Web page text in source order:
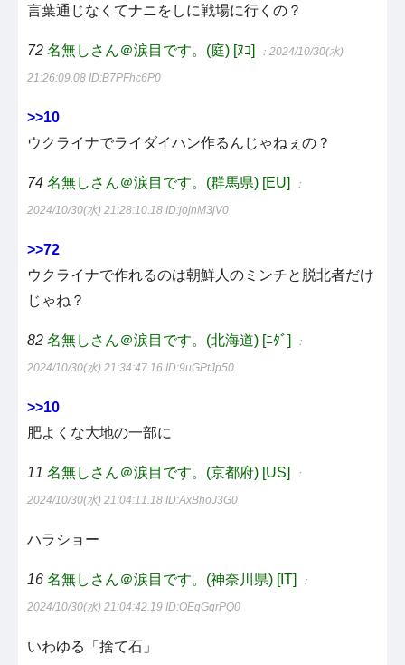
言葉通じなくてナニをしに戦場に行くの？
72 名無しさん＠涙目です。(庭) [ﾇｺ] ：2024/10/30(水)
21:26:09.08 ID:B7PFhc6P0
>>10
ウクライナでライダイハン作るんじゃねぇの？
74 名無しさん＠涙目です。(群馬県) [EU] ：
2024/10/30(水) 21:28:10.18 ID:jojnM3jV0
>>72
ウクライナで作れるのは朝鮮人のミンチと脱北者だけ
じゃね？
82 名無しさん＠涙目です。(北海道) [ﾆﾀﾞ] ：
2024/10/30(水) 21:34:47.16 ID:9uGPtJp50
>>10
肥よくな大地の一部に
11 名無しさん＠涙目です。(京都府) [US] ：
2024/10/30(水) 21:04:11.18 ID:AxBhoJ3G0
ハラショー
16 名無しさん＠涙目です。(神奈川県) [IT] ：
2024/10/30(水) 21:04:42.19 ID:OEqGgrPQ0
いわゆる「捨て石」